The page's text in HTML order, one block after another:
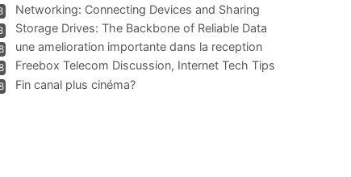
Networking: Connecting Devices and Sharing
Information
Storage Drives: The Backbone of Reliable Data
Management
une amelioration importante dans la reception
WIFI
Freebox Telecom Discussion, Internet Tech Tips
Communi
Fin canal plus cinéma?